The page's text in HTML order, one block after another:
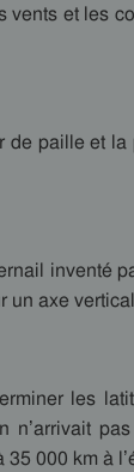
vents et les
de paille et
inventé
un axe
les
n’arrivait
35 000 km à